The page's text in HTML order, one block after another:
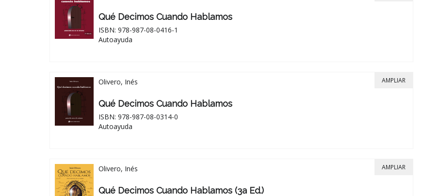
Qué Decimos Cuando Hablamos
ISBN: 978-987-08-0416-1
Autoayuda
Olivero, Inés
Qué Decimos Cuando Hablamos
ISBN: 978-987-08-0314-0
Autoayuda
AMPLIAR
Olivero, Inés
Qué Decimos Cuando Hablamos (3a Ed.)
AMPLIAR